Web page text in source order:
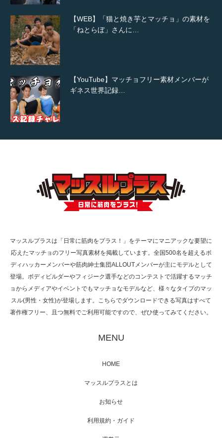
【WEB】「猫と焼き芋とマッチョ」の素材を
「ねとらぼ」さんに…
【YouTube】マッチョフリー素材メンバーが
ギネス世界記録…
【TV】TBS番組「ひるおび」にてマッスルプ
TOKYO FMラジオ番組「ONE MORNING」
で紹介さ…
た（6/8放送）
映画「メカバース」舞台挨拶へマッスルプラ
マッスルプラスは「日常に筋肉をプラス！」をテーマにマニアックな要望に
応えたマッチョのフリー写真素材を掲載しています。全国500名を超えるボ
ディハッカーメンバーや筋肉紳士集団ALLOUTメンバーが主にモデルとして
登場。ボディビルダーやフィジーク選手などのコンテストで活躍するマッチ
ョからメディアやイベントでもマッチョなモデルなど、様々なタイプのマッ
スル(男性・女性)が登場します。こちらでダウンロードできる写真はすべて
著作権フリー、且つ無料でご利用可能ですので、ぜひ使ってみてください。
MENU
HOME
マッスルプラスとは
お知らせ
利用規約・ガイド